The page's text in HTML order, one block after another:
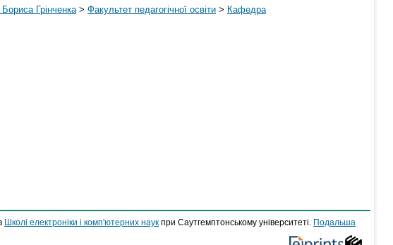
Бориса Грінченка > Факультет педагогічної освіти > Кафедра
Школі електроніки і комп'ютерних наук при Саутгемптонському університеті.
Подальша